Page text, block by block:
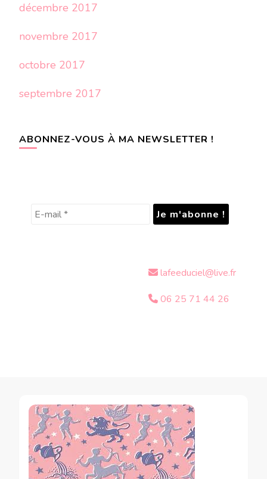
décembre 2017
novembre 2017
octobre 2017
septembre 2017
ABONNEZ-VOUS À MA NEWSLETTER !
lafeeduciel@live.fr
06 25 71 44 26